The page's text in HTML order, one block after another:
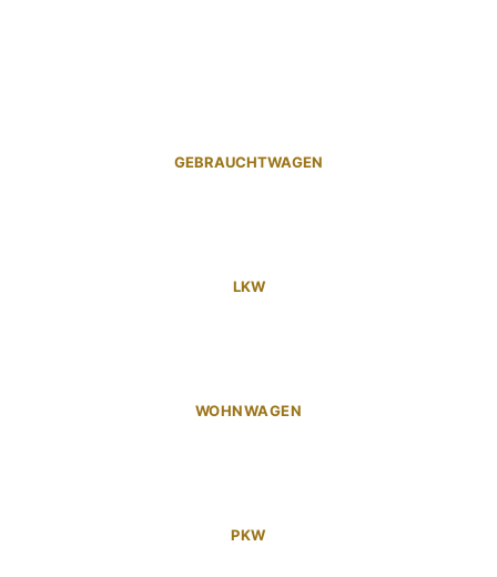
GEBRAUCHTWAGEN
LKW
WOHNWAGEN
PKW